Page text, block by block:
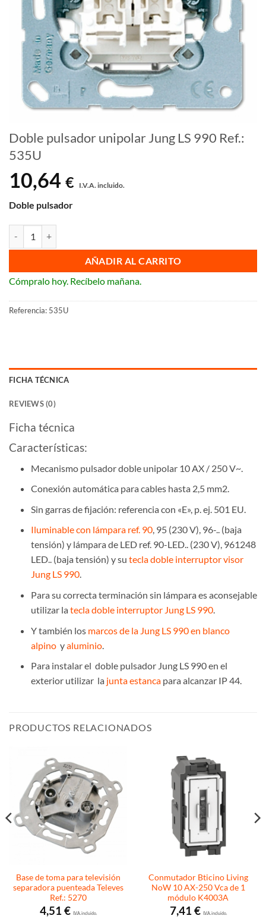
Doble pulsador unipolar Jung LS 990 Ref.:
535U
10,64 € I.V.A. incluido.
Doble pulsador
AÑADIR AL CARRITO
Cómpralo hoy. Recíbelo mañana.
Referencia: 535U
FICHA TÉCNICA
REVIEWS (0)
Ficha técnica
Características:
Mecanismo pulsador doble unipolar 10 AX / 250 V~.
Conexión automática para cables hasta 2,5 mm2.
Sin garras de fijación: referencia con «E», p. ej. 501 EU.
Iluminable con lámpara ref. 90, 95 (230 V), 96-.. (baja
tensión) y lámpara de LED ref. 90-LED.. (230 V), 961248
LED.. (baja tensión) y su tecla doble interruptor visor
Jung LS 990.
Para su correcta terminación sin lámpara es aconsejable
utilizar la tecla doble interruptor Jung LS 990.
Y también los marcos de la Jung LS 990 en blanco
alpinoyaluminio.
Para instalar el doble pulsador Jung LS 990 en el
exterior utilizar la junta estancapara alcanzar IP 44.
PRODUCTOS RELACIONADOS
Base de toma para televisión
separadora puenteada Televes
Ref.: 5270
4,51€I.V.A. incluido.
Conmutador Bticino Living
NoW 10 AX-250 Vca de 1
módulo K4003A
7,41€I.V.A. incluido.